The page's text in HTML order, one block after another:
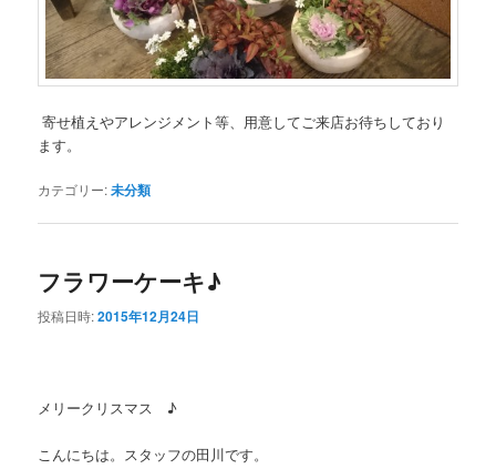
寄せ植えやアレンジメント等、用意してご来店お待ちしており
ます。
カテゴリー:未分類
フラワーケーキ♪
投稿日時:2015年12月24日
メリークリスマス ♪
こんにちは。スタッフの田川です。